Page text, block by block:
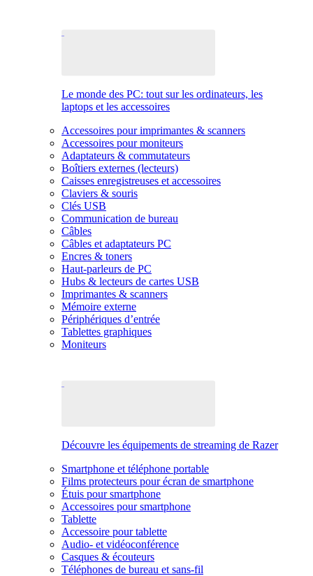
Le monde des PC: tout sur les ordinateurs, les
laptops et les accessoires
Accessoires pour imprimantes & scanners
Accessoires pour moniteurs
Adaptateurs & commutateurs
Boîtiers externes (lecteurs)
Caisses enregistreuses et accessoires
Claviers & souris
Clés USB
Communication de bureau
Câbles
Câbles et adaptateurs PC
Encres & toners
Haut-parleurs de PC
Hubs & lecteurs de cartes USB
Imprimantes & scanners
Mémoire externe
Périphériques d’entrée
Tablettes graphiques
Moniteurs
Découvre les équipements de streaming de Razer
Smartphone et téléphone portable
Films protecteurs pour écran de smartphone
Étuis pour smartphone
Accessoires pour smartphone
Tablette
Accessoire pour tablette
Audio- et vidéoconférence
Casques & écouteurs
Téléphones de bureau et sans-fil